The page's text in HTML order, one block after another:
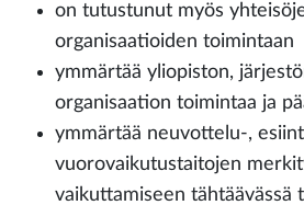
on tutustunut myös
organisaatioiden toimintaan
ymmärtää yliopiston,
organisaation toimintaa ja
ymmärtää neuvottelu-,
vuorovaikutustaitojen
vaikuttamiseen tähtäävässä